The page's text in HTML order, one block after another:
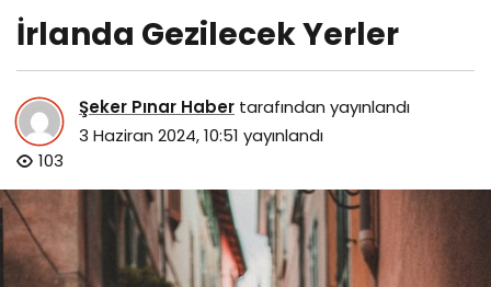
İrlanda Gezilecek Yerler
Şeker Pınar Haber tarafından yayınlandı
3 Haziran 2024, 10:51 yayınlandı
103